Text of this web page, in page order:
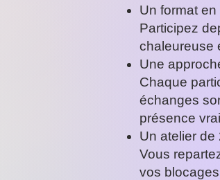
Un format
Participez
chaleureuse
Une
Chaque
échanges
présence
Un atelier de
Vous
vos